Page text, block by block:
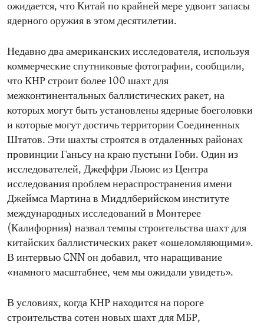
ожидается, что Китай по крайней мере удвоит запасы
ядерного оружия в этом десятилетии.
Недавно два американских исследователя, используя
коммерческие спутниковые фотографии, сообщили,
что КНР строит более 100 шахт для
межконтинентальных баллистических ракет, на
которых могут быть установлены ядерные боеголовки
и которые могут достичь территории Соединенных
Штатов. Эти шахты строятся в отдаленных районах
провинции Ганьсу на краю пустыни Гоби. Один из
исследователей, Джеффри Льюис из Центра
исследования проблем нераспространения имени
Джеймса Мартина в Миддлберийском институте
международных исследований в Монтерее
(Калифорния) назвал темпы строительства шахт для
китайских баллистических ракет «ошеломляющими».
В интервью CNN он добавил, что наращивание
«намного масштабнее, чем мы ожидали увидеть».
В условиях, когда КНР находится на пороге
строительства сотен новых шахт для МБР,